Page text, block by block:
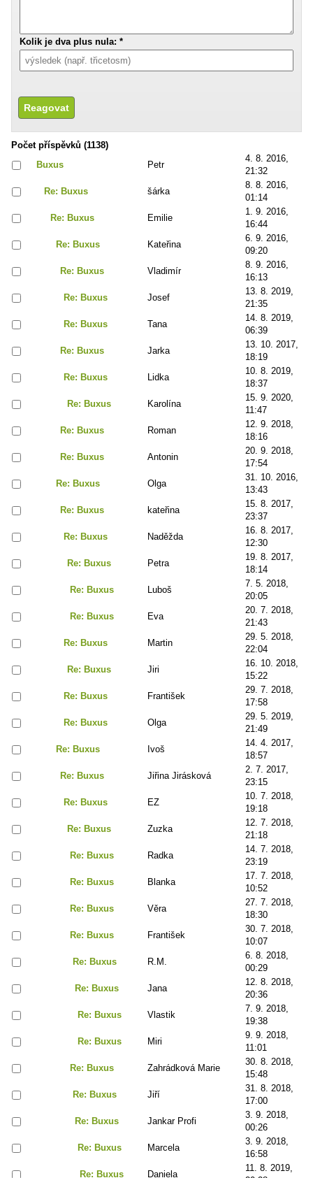
Kolik je dva plus nula: *
Počet příspěvků (1138)
Buxus
Petr
4. 8. 2016,
21:32
Re: Buxus
šárka
8. 8. 2016,
01:14
Re: Buxus
Emilie
1. 9. 2016,
16:44
Re: Buxus
Kateřina
6. 9. 2016,
09:20
Re: Buxus
Vladimír
8. 9. 2016,
16:13
Re: Buxus
Josef
13. 8. 2019,
21:35
Re: Buxus
Tana
14. 8. 2019,
06:39
Re: Buxus
Jarka
13. 10. 2017,
18:19
Re: Buxus
Lidka
10. 8. 2019,
18:37
Re: Buxus
Karolína
15. 9. 2020,
11:47
Re: Buxus
Roman
12. 9. 2018,
18:16
Re: Buxus
Antonin
20. 9. 2018,
17:54
Re: Buxus
Olga
31. 10. 2016,
13:43
Re: Buxus
kateřina
15. 8. 2017,
23:37
Re: Buxus
Naděžda
16. 8. 2017,
12:30
Re: Buxus
Petra
19. 8. 2017,
18:14
Re: Buxus
Luboš
7. 5. 2018,
20:05
Re: Buxus
Eva
20. 7. 2018,
21:43
Re: Buxus
Martin
29. 5. 2018,
22:04
Re: Buxus
Jiri
16. 10. 2018,
15:22
Re: Buxus
František
29. 7. 2018,
17:58
Re: Buxus
Olga
29. 5. 2019,
21:49
Re: Buxus
Ivoš
14. 4. 2017,
18:57
Re: Buxus
Jiřina Jirásková
2. 7. 2017,
23:15
Re: Buxus
EZ
10. 7. 2018,
19:18
Re: Buxus
Zuzka
12. 7. 2018,
21:18
Re: Buxus
Radka
14. 7. 2018,
23:19
Re: Buxus
Blanka
17. 7. 2018,
10:52
Re: Buxus
Věra
27. 7. 2018,
18:30
Re: Buxus
František
30. 7. 2018,
10:07
Re: Buxus
R.M.
6. 8. 2018,
00:29
Re: Buxus
Jana
12. 8. 2018,
20:36
Re: Buxus
Vlastik
7. 9. 2018,
19:38
Re: Buxus
Miri
9. 9. 2018,
11:01
Re: Buxus
Zahrádková Marie
30. 8. 2018,
15:48
Re: Buxus
Jiří
31. 8. 2018,
17:00
Re: Buxus
Jankar Profi
3. 9. 2018,
00:26
Re: Buxus
Marcela
3. 9. 2018,
16:58
Re: Buxus
Daniela
11. 8. 2019,